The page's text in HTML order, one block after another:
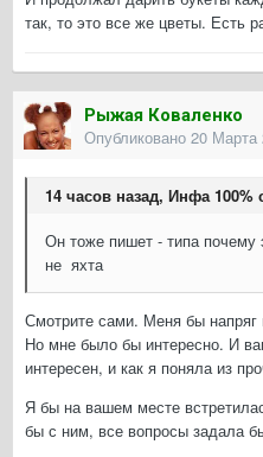
так, то это все же цветы. Есть
Рыжая Коваленко
Опубликовано 20 Марта
14 часов назад, Инфа 100%
Он тоже пишет - типа почему
не яхта
Смотрите сами. Меня бы напряг
Но мне было бы интересно. И
интересен, и как я поняла из
Я бы на вашем месте
бы с ним, все вопросы задала